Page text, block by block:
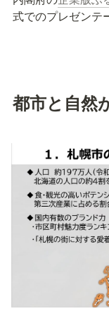
式でのプレゼンテ
都市と自然